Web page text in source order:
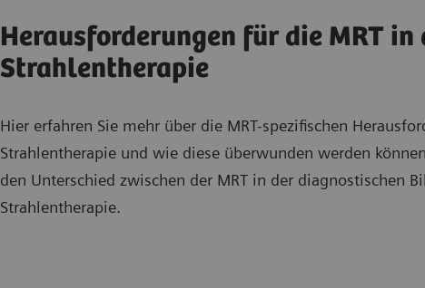
Herausforderungen für die MRT in
Strahlentherapie
Hier erfahren Sie mehr über die MRT-spezifischen
Strahlentherapie und wie diese überwunden werden
den Unterschied zwischen der MRT in der diagnostischen
Strahlentherapie.